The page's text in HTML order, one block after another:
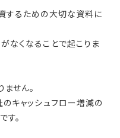
するための大切な資料に
なくなることで起こりま
せん。
キャッシュフロー増減の
す。